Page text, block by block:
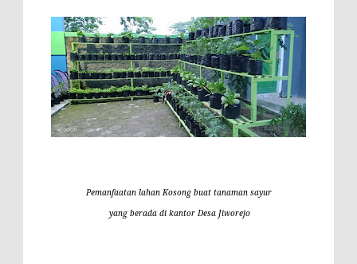
Pemanfaatan lahan Kosong buat tanaman sayur
yang berada di kantor Desa Jiworejo